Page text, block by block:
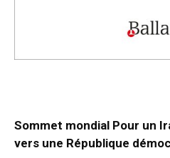
Sommet mondial Pour un
vers une République